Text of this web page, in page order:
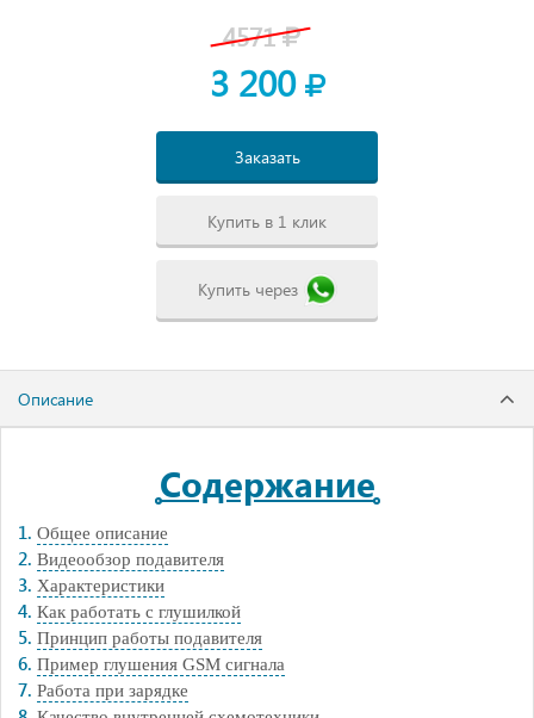
4571
3 200
Заказать
Купить в 1 клик
Купить через
Описание
Содержание
Общее описание
Видеообзор подавителя
Характеристики
Как работать с глушилкой
Принцип работы подавителя
Пример глушения GSM сигнала
Работа при зарядке